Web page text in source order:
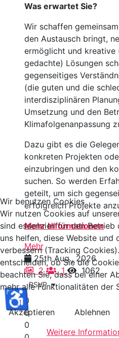
Was erwartet Sie?
Wir schaffen
den Austausch bringt,
ermöglicht und kreative
gedachte) Lösungen
gegenseitiges
(die guten und die
interdisziplinären
Umsetzung und den
Klimafolgenanpassung
Dazu gibt es die
konkreten Projekten
einzubringen und den
suchen. So werden
geteilt, um sich
erfolgreich Projekte
Mehr Informationen
Mehr
25th Aug., 2026
2
1 1062
RSVP
0
0
0
Wir benutzen Cookies
Wir nutzen Cookies auf
sind essenziell für den Betrieb
uns helfen, diese Website und
verbessern (Tracking
entscheiden, ob Sie die
beachten Sie, dass bei einer
mehr alle Funktionalitäten der
Akzeptieren
Ablehnen
Weitere